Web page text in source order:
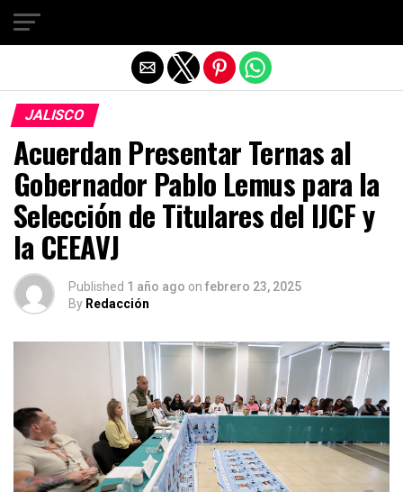
JALISCO
Acuerdan Presentar Ternas al
Gobernador Pablo Lemus para la
Selección de Titulares del IJCF y
la CEEAVJ
Published 1 año ago on febrero 23, 2025
By Redacción